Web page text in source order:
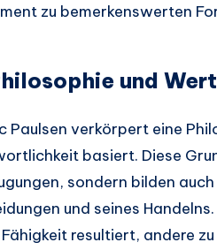
zu bemerkenswerten
und
Paulsen verkörpert eine
basiert. Diese
sondern bilden
und seines
resultiert, andere